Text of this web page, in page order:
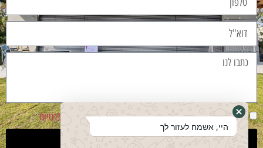
אני מסכים שהפרטים ישמשו ליצירת קשר בהתאםלמדיניות פרטיות
שליחה
היי, אשמח לעזור לך